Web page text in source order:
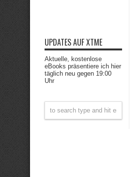
UPDATES AUF XTME
Aktuelle, kostenlose
eBooks präsentiere ich hier
täglich neu gegen 19:00
Uhr